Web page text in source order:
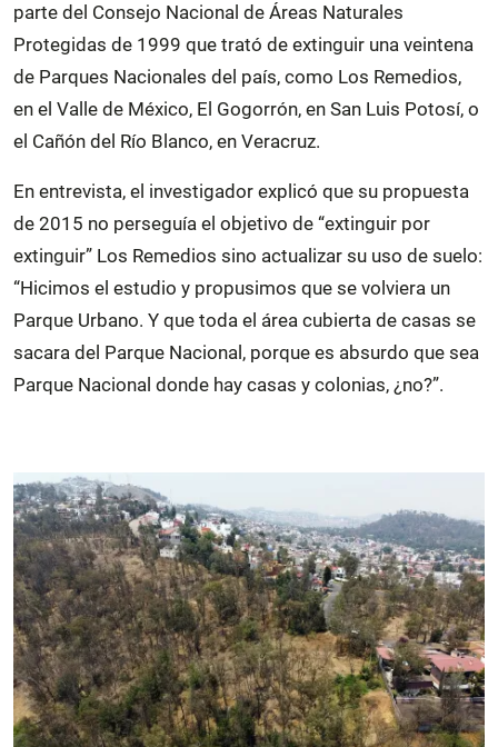
parte del Consejo Nacional de Áreas Naturales
Protegidas de 1999 que trató de extinguir una veintena
de Parques Nacionales del país, como Los Remedios,
en el Valle de México, El Gogorrón, en San Luis Potosí, o
el Cañón del Río Blanco, en Veracruz.
En entrevista, el investigador explicó que su propuesta
de 2015 no perseguía el objetivo de “extinguir por
extinguir” Los Remedios sino actualizar su uso de suelo:
“Hicimos el estudio y propusimos que se volviera un
Parque Urbano. Y que toda el área cubierta de casas se
sacara del Parque Nacional, porque es absurdo que sea
Parque Nacional donde hay casas y colonias, ¿no?”.